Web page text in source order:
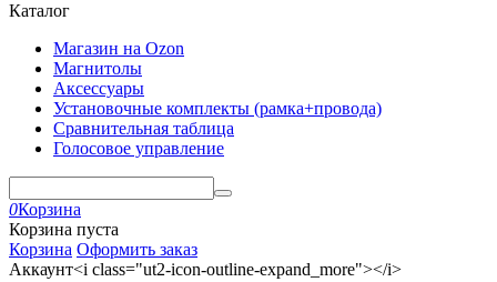
Каталог
Магазин на Ozon
Магнитолы
Аксессуары
Установочные комплекты (рамка+провода)
Сравнительная таблица
Голосовое управление
0Корзина
Корзина пуста
Корзина Оформить заказ
Аккаунт<i class="ut2-icon-outline-expand_more"></i>